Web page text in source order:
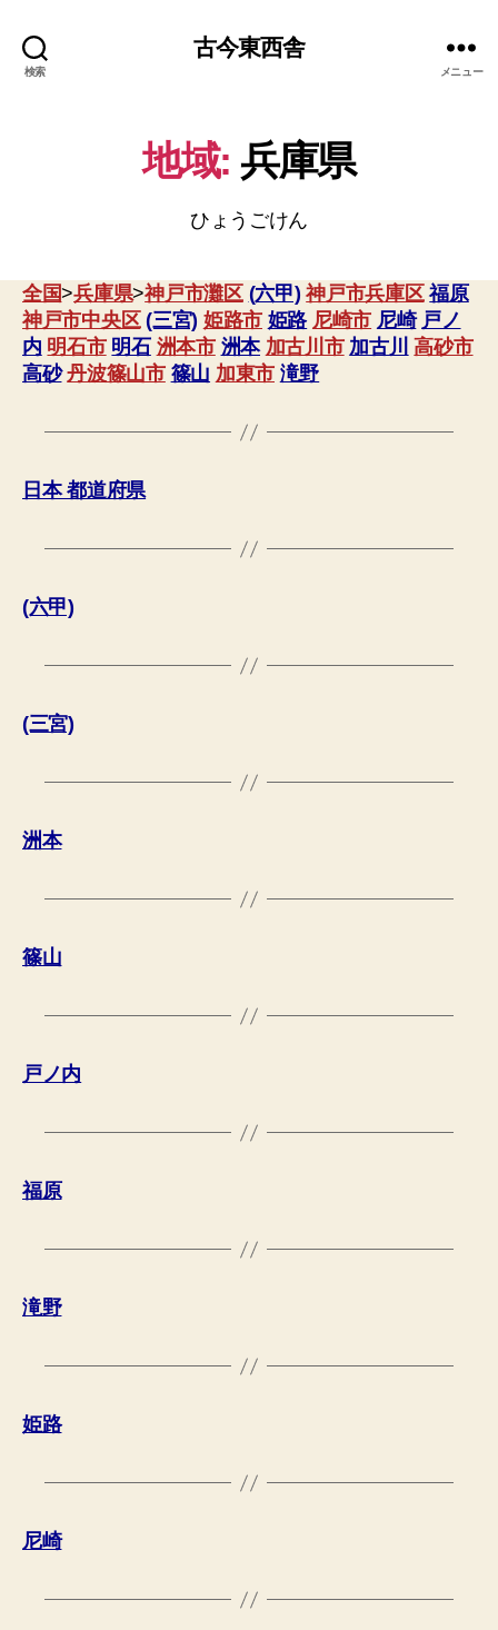
検索
古今東西舎
メニュー
地域: 兵庫県
ひょうごけん
全国>兵庫県>神戸市灘区 (六甲) 神戸市兵庫区 福原
神戸市中央区 (三宮) 姫路市 姫路 尼崎市 尼崎 戸ノ
内 明石市 明石 洲本市 洲本 加古川市 加古川 高砂市
高砂 丹波篠山市 篠山 加東市 滝野
日本 都道府県
(六甲)
(三宮)
洲本
篠山
戸ノ内
福原
滝野
姫路
尼崎